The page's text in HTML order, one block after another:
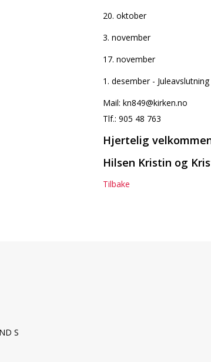
20. oktober
3. november
17. november
1. desember - Juleavslutning
Mail: kn849@kirken.no
Tlf.: 905 48 763
Hjertelig
Hilsen Kristin og
Tilbake
S